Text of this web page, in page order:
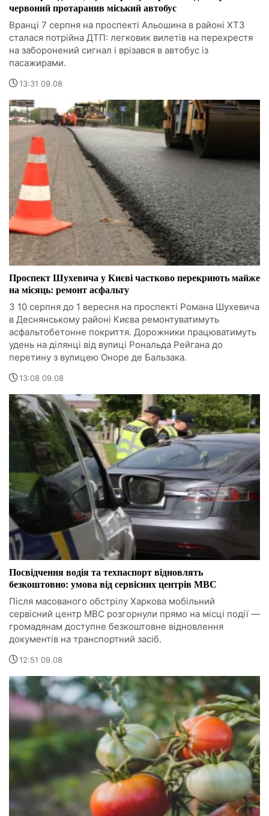
червоний протаранив міський автобус
Вранці 7 серпня на проспекті Альошина в районі ХТЗ
сталася потрійна ДТП: легковик вилетів на перехрестя
на заборонений сигнал і врізався в автобус із
пасажирами.
13:31 09.08
Проспект Шухевича у Києві частково перекриють майже
на місяць: ремонт асфальту
З 10 серпня до 1 вересня на проспекті Романа Шухевича
в Деснянському районі Києва ремонтуватимуть
асфальтобетонне покриття. Дорожники працюватимуть
удень на ділянці від вулиці Рональда Рейгана до
перетину з вулицею Оноре де Бальзака.
13:08 09.08
Посвідчення водія та техпаспорт відновлять
безкоштовно: умова від сервісних центрів МВС
Після масованого обстрілу Харкова мобільний
сервісний центр МВС розгорнули прямо на місці події —
громадянам доступне безкоштовне відновлення
документів на транспортний засіб.
12:51 09.08